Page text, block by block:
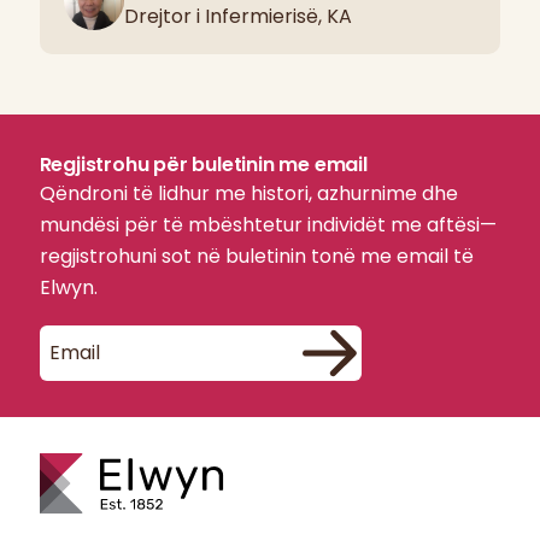
Drejtor i Infermierisë, KA
Regjistrohu për buletinin me email
Qëndroni të lidhur me histori, azhurnime dhe
mundësi për të mbështetur individët me aftësi—
regjistrohuni sot në buletinin tonë me email të
Elwyn.